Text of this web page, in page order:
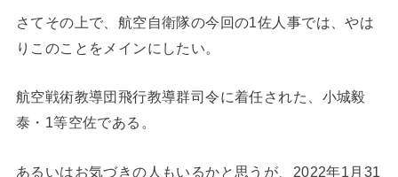
さてその上で、航空自衛隊の今回の1佐人事では、やは
りこのことをメインにしたい。
航空戦術教導団飛行教導群司令に着任された、小城毅
泰・1等空佐である。
あるいはお気づきの人もいるかと思うが、2022年1月31